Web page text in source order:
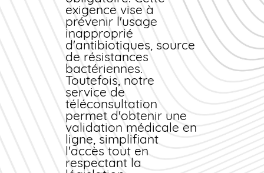
de contrôles qualité
stricts : dosage,
stérilité, absence de
contaminants. Vous
recevez un produit
pharmaceutique
authentique, avec
numéro de lot
traçable et date de
péremption clairement
indiquée.
Livraison rapide et suivi
de colis
exigence vise à
prévenir l'usage
inapproprié
d'antibiotiques, source
de résistances
bactériennes.
Toutefois, notre
service de
téléconsultation
permet d'obtenir une
validation médicale en
ligne, simplifiant
l'accès tout en
respectant la